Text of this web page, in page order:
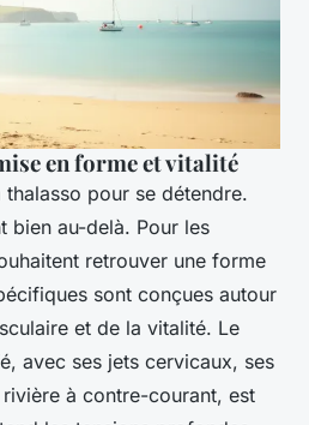
en forme et vitalité
thalasso pour se détendre.
bien au-delà. Pour les
retrouver une forme
sont conçues autour
et de la vitalité. Le
avec ses jets cervicaux, ses
rivière à contre-courant, est